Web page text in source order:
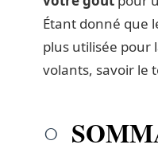
Étant donné que
plus utilisée pour
volants, savoir le